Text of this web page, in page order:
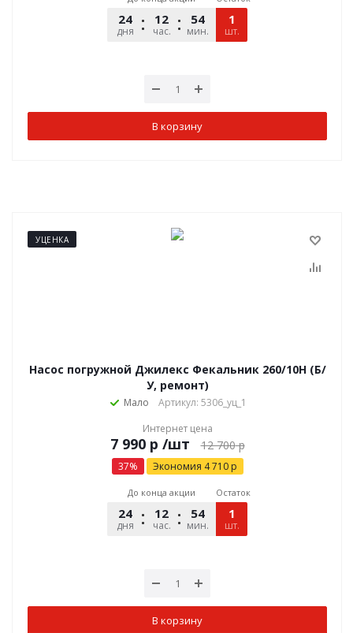
24
дня
12
час.
54
мин.
48
сек.
1
шт.
В корзину
УЦЕНКА
Насос погружной Джилекс Фекальник 260/10Н (Б/
У, ремонт)
Мало
Артикул: 5306_уц_1
Интернет цена
р /шт 12 700р
37% Экономия 4 710р
До конца акции
24
дня
12
час.
54
мин.
48
сек.
Остаток
1
шт.
В корзину